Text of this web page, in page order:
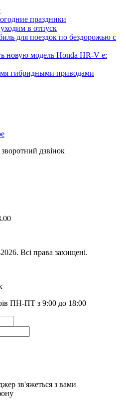
праздники
в отпуск
для поездок по бездорожью с
новую модель Honda HR-V e:
гибридными приводами
дзвінок
Всі права захищені.
ПН-ПТ з 9:00 до 18:00
зв'яжеться з вами